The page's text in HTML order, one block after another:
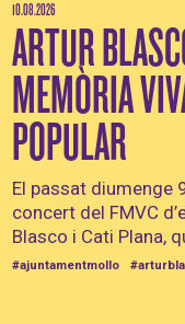
10.08.2026
ARTUR
MEMÒRIA
POPULAR
El passat diumenge
concert del FMVC
Blasco i Cati Plana,
#ajuntamentmollo